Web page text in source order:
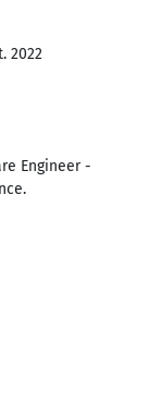
2022
Engineer -